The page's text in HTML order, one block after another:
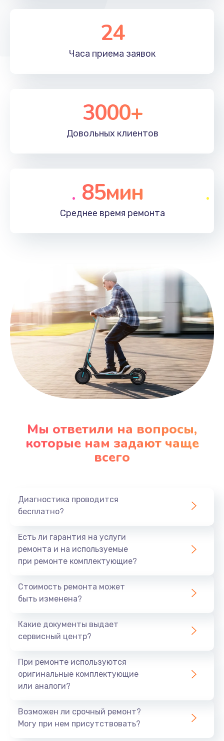
24
Часа приема заявок
3000+
Довольных клиентов
85мин
Среднее время ремонта
Мы ответили на вопросы,
которые нам задают чаще
всего
Диагностика проводится
бесплатно?
Есть ли гарантия на услуги
ремонта и на используемые
при ремонте комплектующие?
Стоимость ремонта может
быть изменена?
Какие документы выдает
сервисный центр?
При ремонте используются
оригинальные комплектующие
или аналоги?
Возможен ли срочный ремонт?
Могу при нем присутствовать?